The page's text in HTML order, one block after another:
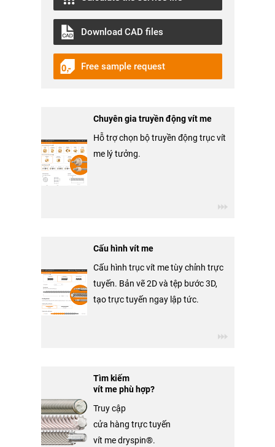
Download CAD files
Free sample request
Chuyên gia truyền động vít me
Hỗ trợ chọn bộ truyền động trục vít
me lý tưởng.
Cấu hình vít me
Cấu hình trục vít me tùy chỉnh trực
tuyến. Bản vẽ 2D và tệp bước 3D,
tạo trực tuyến ngay lập tức.
Tìm kiếm
vít me phù hợp?
Truy cập
cửa hàng trực tuyến
vít me dryspin®.